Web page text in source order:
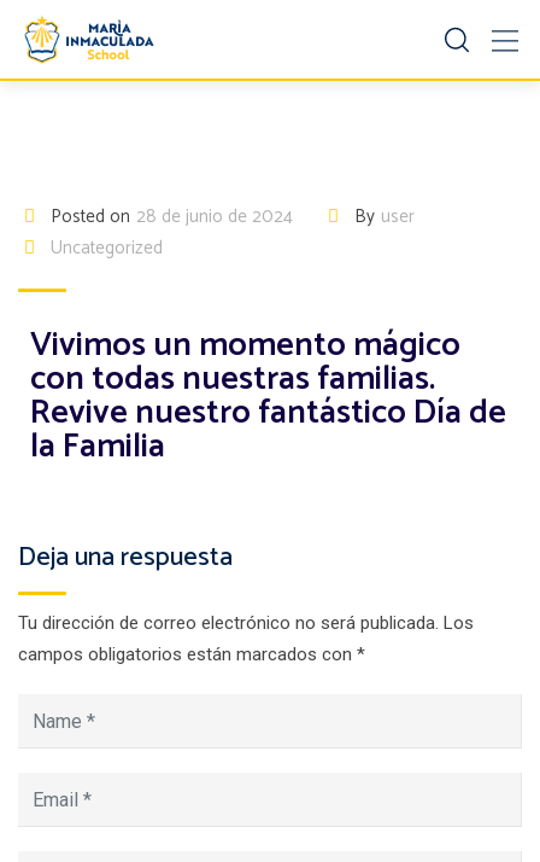
Posted on 28 de junio de 2024 By user
Uncategorized
Vivimos un momento mágico
con todas nuestras familias.
Revive nuestro fantástico Día de
la Familia
Deja una respuesta
Tu dirección de correo electrónico no será publicada. Los
campos obligatorios están marcados con *